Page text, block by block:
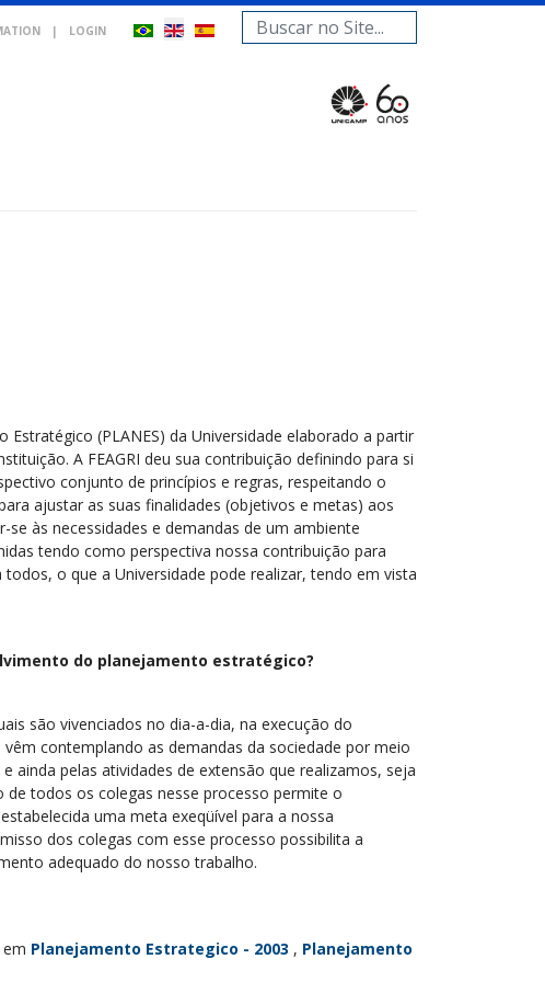
| LOGIN
Search
...
(PLANES) da Universidade elaborado a partir
A FEAGRI deu sua contribuição definindo para si
conjunto de princípios e regras, respeitando o
ajustar as suas finalidades (objetivos e metas) aos
às necessidades e demandas de um ambiente
tendo como perspectiva nossa contribuição para
o que a Universidade pode realizar, tendo em vista
do planejamento estratégico?
são vivenciados no dia-a-dia, na execução do
contemplando as demandas da sociedade por meio
ainda pelas atividades de extensão que realizamos, seja
todos os colegas nesse processo permite o
uma meta exeqüível para a nossa
dos colegas com esse processo possibilita a
adequado do nosso trabalho.
Planejamento Estrategico - 2003 , Planejamento